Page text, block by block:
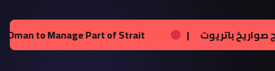
| عالم:زيلينسكي يحصل على تراخيص لإنتاج صواريخ
مواصفات
كوبرا
هجرس
يشارك